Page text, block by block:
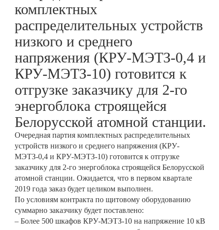
комплектных
распределительных устройств
низкого и среднего
напряжения (КРУ-МЭТЗ-0,4 и
КРУ-МЭТЗ-10) готовится к
отгрузке заказчику для 2-го
энергоблока строящейся
Белорусской атомной станции.
Очередная партия комплектных распределительных
устройств низкого и среднего напряжения (КРУ-
МЭТЗ-0,4 и КРУ-МЭТЗ-10) готовится к отгрузке
заказчику для 2-го энергоблока строящейся Белорусской
атомной станции. Ожидается, что в первом квартале
2019 года заказ будет целиком выполнен.
По условиям контракта по щитовому оборудованию
суммарно заказчику будет поставлено:
– Более 500 шкафов КРУ-МЭТЗ-10 на напряжение 10 кВ